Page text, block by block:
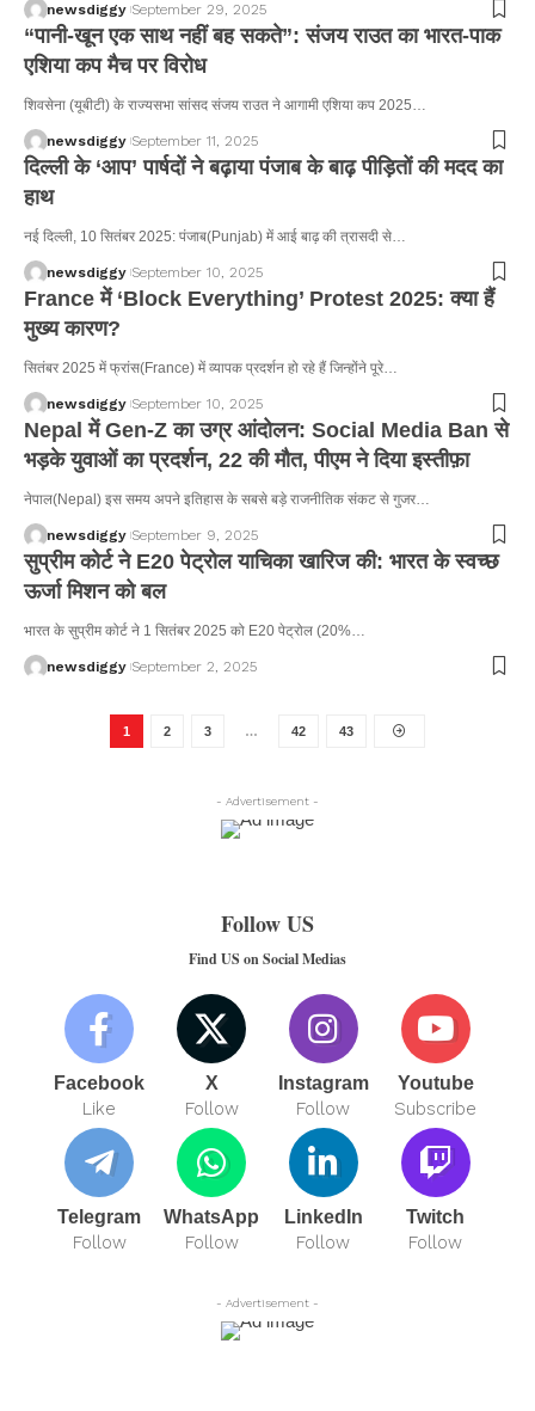
newsdiggy September 29, 2025
“पानी-खून एक साथ नहीं बह सकते”: संजय राउत का भारत-पाक
एशिया कप मैच पर विरोध
शिवसेना (यूबीटी) के राज्यसभा सांसद संजय राउत ने आगामी एशिया कप 2025…
newsdiggy September 11, 2025
दिल्ली के ‘आप’ पार्षदों ने बढ़ाया पंजाब के बाढ़ पीड़ितों की मदद का
हाथ
नई दिल्ली, 10 सितंबर 2025: पंजाब(Punjab) में आई बाढ़ की त्रासदी से…
newsdiggy September 10, 2025
France में ‘Block Everything’ Protest 2025: क्या हैं
मुख्य कारण?
सितंबर 2025 में फ्रांस(France) में व्यापक प्रदर्शन हो रहे हैं जिन्होंने पूरे…
newsdiggy September 10, 2025
Nepal में Gen-Z का उग्र आंदोलन: Social Media Ban से
भड़के युवाओं का प्रदर्शन, 22 की मौत, पीएम ने दिया इस्तीफ़ा
नेपाल(Nepal) इस समय अपने इतिहास के सबसे बड़े राजनीतिक संकट से गुजर…
newsdiggy September 9, 2025
सुप्रीम कोर्ट ने E20 पेट्रोल याचिका खारिज की: भारत के स्वच्छ
ऊर्जा मिशन को बल
भारत के सुप्रीम कोर्ट ने 1 सितंबर 2025 को E20 पेट्रोल (20%…
newsdiggy September 2, 2025
1 2 3 … 42 43
- Advertisement -
Follow US
Find US on Social Medias
Facebook
Like
X
Follow
Instagram
Follow
Youtube
Subscribe
Telegram
Follow
WhatsApp
Follow
LinkedIn
Follow
Twitch
Follow
- Advertisement -